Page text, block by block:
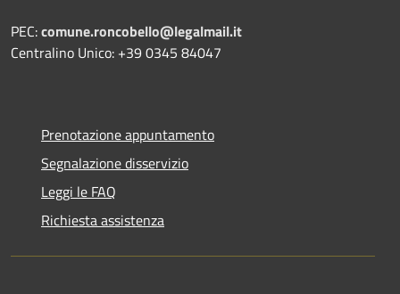
PEC:comune.roncobello@legalmail.it
Centralino Unico: +39 0345 84047
Prenotazione appuntamento
Segnalazione disservizio
Leggi le FAQ
Richiesta assistenza